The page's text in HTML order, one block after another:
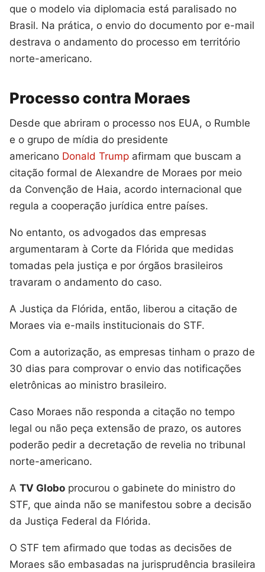
que o modelo via diplomacia está paralisado no
Brasil. Na prática, o envio do documento por e-mail
destrava o andamento do processo em território
norte-americano.
Processo contra Moraes
Desde que abriram o processo nos EUA, o Rumble
e o grupo de mídia do presidente
americano Donald Trump afirmam que buscam a
citação formal de Alexandre de Moraes por meio
da Convenção de Haia, acordo internacional que
regula a cooperação jurídica entre países.
No entanto, os advogados das empresas
argumentaram à Corte da Flórida que medidas
tomadas pela justiça e por órgãos brasileiros
travaram o andamento do caso.
A Justiça da Flórida, então, liberou a citação de
Moraes via e-mails institucionais do STF.
Com a autorização, as empresas tinham o prazo de
30 dias para comprovar o envio das notificações
eletrônicas ao ministro brasileiro.
Caso Moraes não responda a citação no tempo
legal ou não peça extensão de prazo, os autores
poderão pedir a decretação de revelia no tribunal
norte-americano.
A TV Globo procurou o gabinete do ministro do
STF, que ainda não se manifestou sobre a decisão
da Justiça Federal da Flórida.
O STF tem afirmado que todas as decisões de
Moraes são embasadas na jurisprudência brasileira